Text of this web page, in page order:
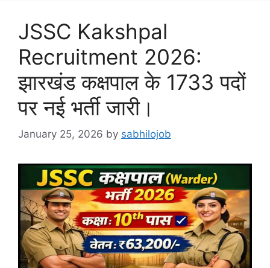
JSSC Kakshpal
Recruitment 2026:
झारखंड कक्षपाल के 1733 पदों
पर नई भर्ती जारी।
January 25, 2026 by sabhilojob